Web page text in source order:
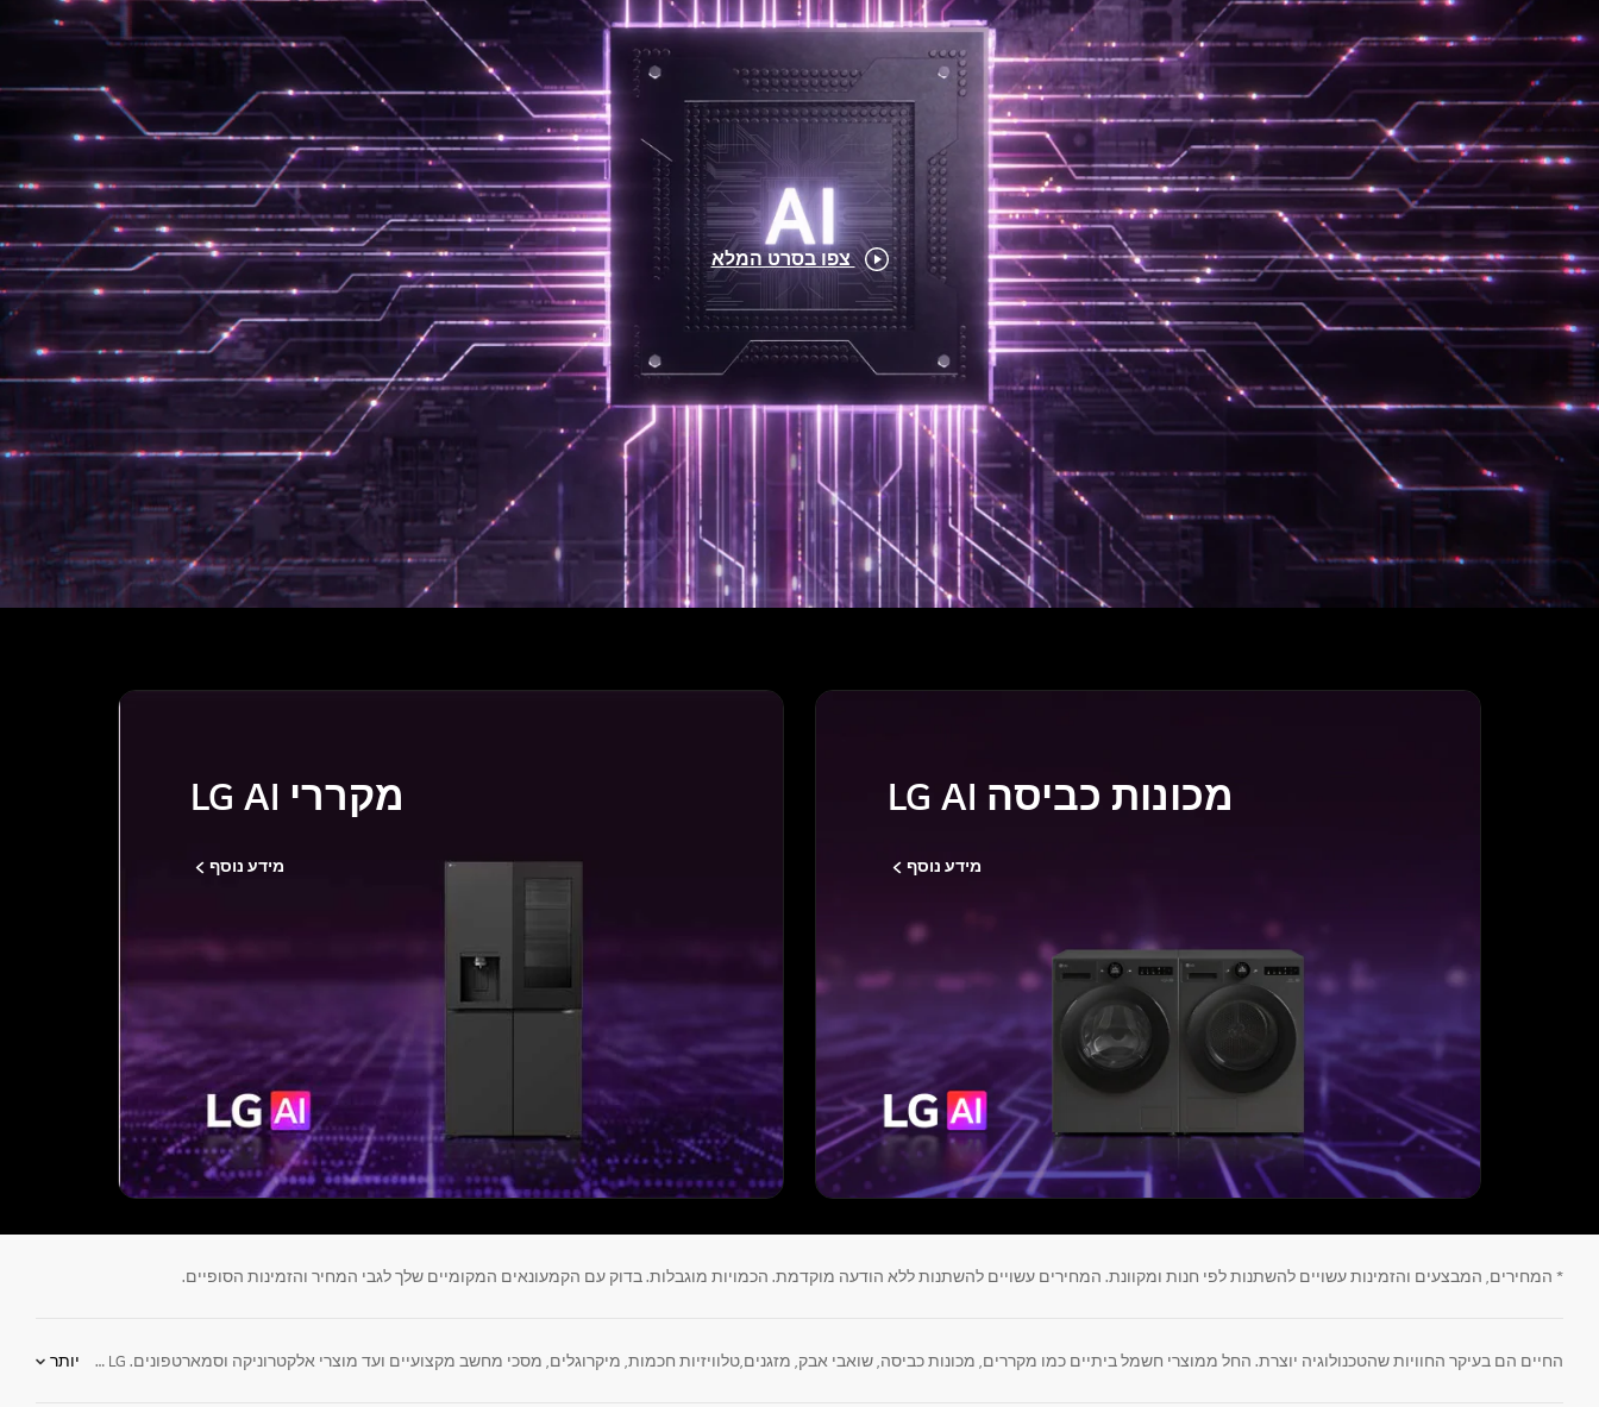
צפו בסרט המלא
מכונות כביסה LG AI
מידע נוסף
מקררי LG AI
מידע נוסף
* המחירים, המבצעים והזמינות עשויים להשתנות לפי חנות ומקוונת. המחירים עשויים להשתנות ללא הודעה מוקדמת. הכמויות מוגבלות. בדוק עם הקמעונאים המקומיים שלך לגבי המחיר והזמינות הסופיים.
החיים הם בעיקר החוויות שהטכנולוגיה יוצרת. החל ממוצרי חשמל ביתיים כמו מקררים, מכונות כביסה, שואבי אבק, מזגנים,טלוויזיות חכמות, מיקרוגלים, מסכי מחשב מקצועיים ועד מוצרי אלקטרוניקה וסמארטפונים. LG ישראל מספקת מוצרי חשמל המאפשרים לך ליהנות מהחיים ומלווים אותך ברגעים היפים של החיים. LG Electronics מעצבת מוצרים אינטואיטיביים, אינטראקטיביים וחסכוניים באנרגיה, כדי שתוכלו להתנהל ביתר חוכמה, לשפר את יעילותכם ולמזער את ההשפעה על הסביבה. אנו מחויבים לספק את מוצרי החשמל האיכותיים והמתאימים ביותר לדרך חייכם ולהשאיר אתכם מעודכנים בחידושים הטכנולוגיים האחרונים. אחרי הכל, החיים טובים יותר כשאתם ערוכים אליהם. יותר